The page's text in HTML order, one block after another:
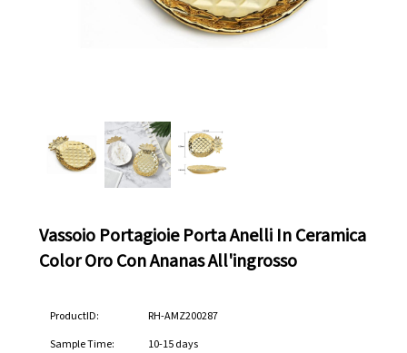
Vassoio Portagioie Porta Anelli In Ceramica
Color Oro Con Ananas All'ingrosso
ProductID:
RH-AMZ200287
Sample Time:
10-15 days